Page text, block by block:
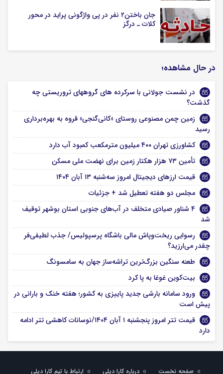
جان باختن۲ نفر در پی واژگونی پراید در محور
کلات ـ درگز
در حال مشاهده؛
در نشست جولانی با سرکرده های گروههای تروریستی چه
گذشت؟
زمین چمن مصنوعی روستای «کانی‌گنجی» قروه به بهره‌برداری
رسید
کشاورزی تهران ۴۰۰ میلیون مترمکعب کمبود آب دارد
تأمین ۷۳ هزار هکتار زمین برای نهضت ملی مسکن
قیمت ارز‌های دیجیتال امروز سه‌شنبه ۱۳ آبان ۱۴۰۴
مجلس دو هفته تعطیل شد + جزئیات
۴ شناور صیادی متخلف در آب‌های جنوبی استان بوشهر توقیف
شد
رسوایی ریخت‌وپاش مالی باشگاه پرسپولیس/ جذب لطیفی‌فر
چقدر می‌ارزید؟
طعنه سنگین بزرگ‌ترین تراشه‌ساز جهان به سامسونگ
بیت‌کوین غوغا به پا کرد
ورود سامانه بارشی جدید پاییزی به کشور؛ هفته خنک و بارانی در
پیش است
قیمت تتر امروز پنجشنبه ۱ آبان ۱۴۰۴/نوسانات کاهشی تتر ادامه
دارد
صفحه نخست درباره کارا دیلی ارتباط با تیم کارا دیلی